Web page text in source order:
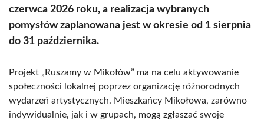
czerwca 2026 roku, a realizacja wybranych
pomysłów zaplanowana jest w okresie od 1 sierpnia
do 31 października.
Projekt „Ruszamy w Mikołów” ma na celu aktywowanie
społeczności lokalnej poprzez organizację różnorodnych
wydarzeń artystycznych. Mieszkańcy Mikołowa, zarówno
indywidualnie, jak i w grupach, mogą zgłaszać swoje